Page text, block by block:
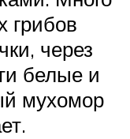
грибов
через
белые и
мухомор